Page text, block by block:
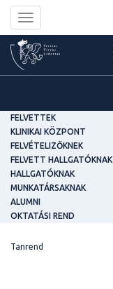
Toggle
navigation
FELVETTEK
KLINIKAI KÖZPONT
FELVÉTELIZŐKNEK
FELVETT HALLGATÓKNAK
HALLGATÓKNAK
MUNKATÁRSAKNAK
ALUMNI
OKTATÁSI REND
Tanrend